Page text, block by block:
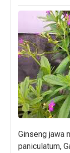
Ginseng jawa
paniculatum,